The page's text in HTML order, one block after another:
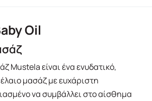
Oil
Mustela είναι ένα ενυδατικό,
μασάζ με ευχάριστη
να συμβάλλει στο αίσθημα